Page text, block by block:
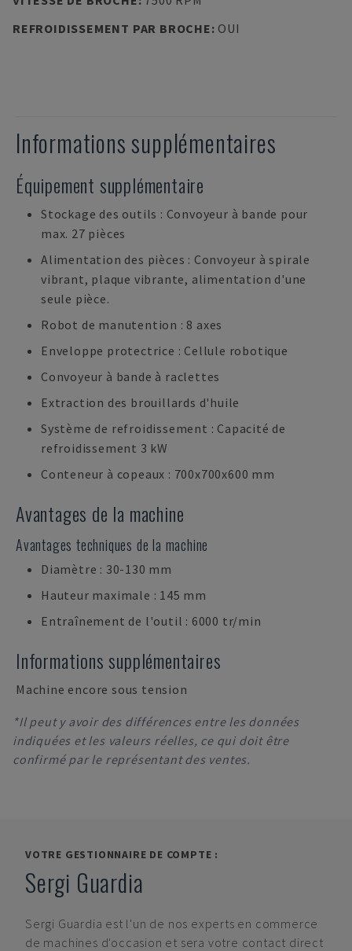
REFROIDISSEMENT PAR BROCHE: OUI
Informations supplémentaires
Équipement supplémentaire
Stockage des outils : Convoyeur à bande pour
max. 27 pièces
Alimentation des pièces : Convoyeur à spirale
vibrant, plaque vibrante, alimentation d'une
seule pièce.
Robot de manutention : 8 axes
Enveloppe protectrice : Cellule robotique
Convoyeur à bande à raclettes
Extraction des brouillards d'huile
Système de refroidissement : Capacité de
refroidissement 3 kW
Conteneur à copeaux : 700x700x600 mm
Avantages de la machine
Avantages techniques de la machine
Diamètre : 30-130 mm
Hauteur maximale : 145 mm
Entraînement de l'outil : 6000 tr/min
Informations supplémentaires
Machine encore sous tension
*Il peut y avoir des différences entre les données
indiquées et les valeurs réelles, ce qui doit être
confirmé par le représentant des ventes.
VOTRE GESTIONNAIRE DE COMPTE :
Sergi Guardia
Sergi Guardia est l'un de nos experts en commerce
de machines d'occasion et sera votre contact direct